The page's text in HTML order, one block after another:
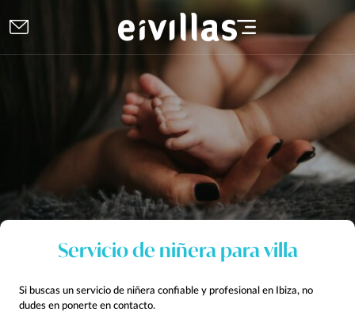
Servicio de niñera para villa
Si buscas un servicio de niñera confiable y profesional en Ibiza, no
dudes en ponerte en contacto.